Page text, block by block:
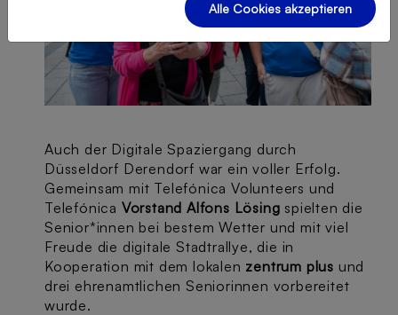
Auch der Digitale Spaziergang durch
Düsseldorf Derendorf war ein voller Erfolg.
Gemeinsam mit Telefónica Volunteers und
Telefónica Vorstand Alfons Lösing spielten die
Senior*innen bei bestem Wetter und mit viel
Freude die digitale Stadtrallye, die in
Kooperation mit dem lokalen zentrum plus und
drei ehrenamtlichen Seniorinnen vorbereitet
wurde.
Alle Cookies akzeptieren